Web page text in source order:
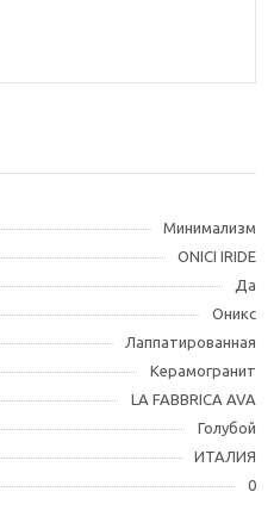
Минимализм
ONICI IRIDE
Да
Оникс
Лаппатированная
Керамогранит
LA FABBRICA AVA
Голубой
ИТАЛИЯ
0